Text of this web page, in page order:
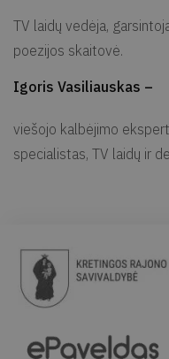
TV laidų vedėja,
poezijos skaitovė.
Igoris Vasiliauskas –
viešojo kalbėjimo
specialistas, TV laidų ir